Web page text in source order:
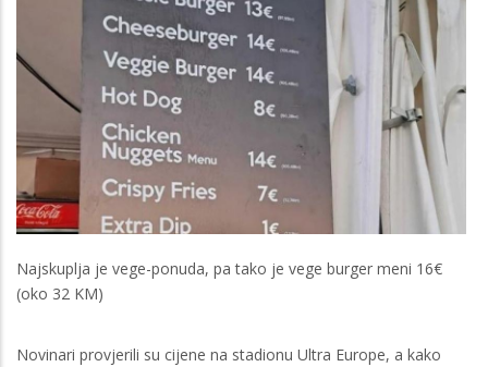
Najskuplja je vege-ponuda, pa tako je vege burger meni 16€
(oko 32 KM)
Novinari provjerili su cijene na stadionu Ultra Europe, a kako